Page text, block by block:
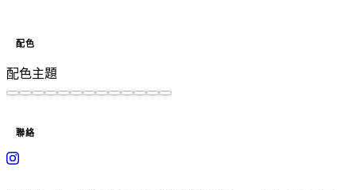
配色
配色主題
聯絡